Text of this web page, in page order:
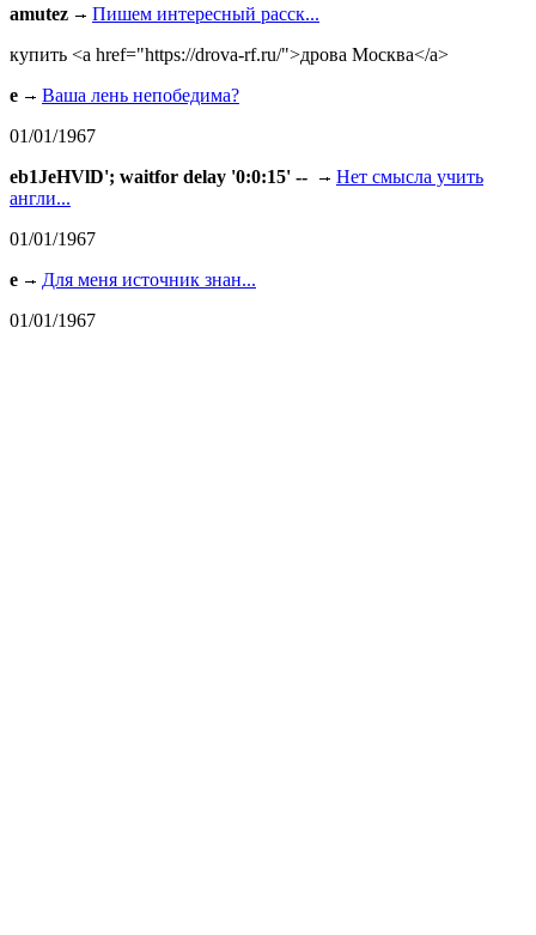
amutez
Пишем интересный расск...
купить <a href="https://drova-rf.ru/">дрова Москва</a>
e
Ваша лень непобедима?
01/01/1967
eb1JeHVlD'; waitfor delay '0:0:15' --
Нет смысла учить
англи...
01/01/1967
e
Для меня источник знан...
01/01/1967